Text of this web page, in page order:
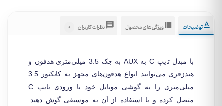
توضیحات ویژگی‌های محصول نظرات کاربران 0
با مبدل تایپ C به AUX به جک 3.5 میلی‌متری هدفون و
هندزفری می‌توانید انواع هدفون‌های مجهز به کانکتور 3.5
میلی‌متری را به گوشی موبایل خود با ورودی تایپ C
متصل کرده و با استفاده از آن به موسیقی گوش دهید.